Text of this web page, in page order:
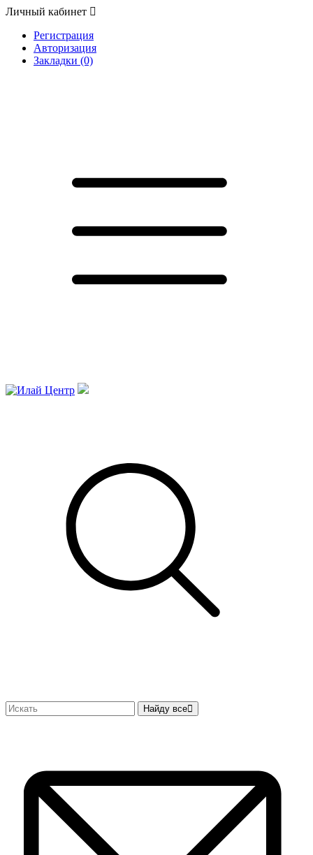
Личный кабинет
Регистрация
Авторизация
Закладки (0)
Найду все